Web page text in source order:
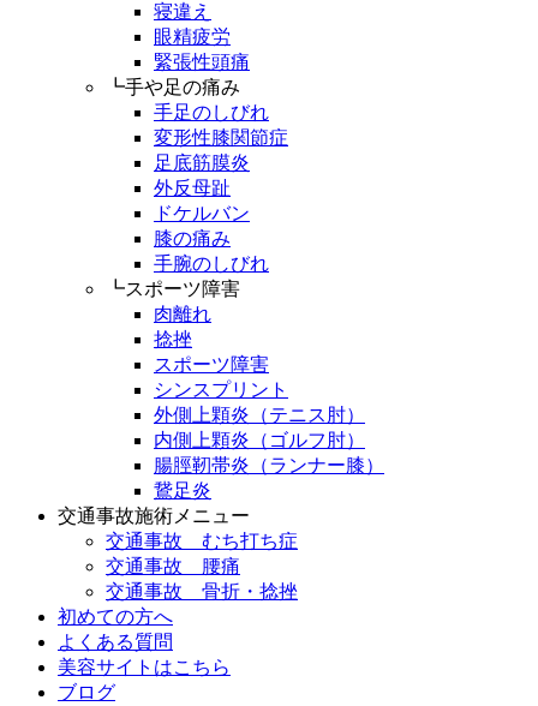
寝違え
眼精疲労
緊張性頭痛
┗手や足の痛み
手足のしびれ
変形性膝関節症
足底筋膜炎
外反母趾
ドケルバン
膝の痛み
手腕のしびれ
┗スポーツ障害
肉離れ
捻挫
スポーツ障害
シンスプリント
外側上顆炎（テニス肘）
内側上顆炎（ゴルフ肘）
腸脛靭帯炎（ランナー膝）
鵞足炎
交通事故施術メニュー
交通事故 むち打ち症
交通事故 腰痛
交通事故 骨折・捻挫
初めての方へ
よくある質問
美容サイトはこちら
ブログ